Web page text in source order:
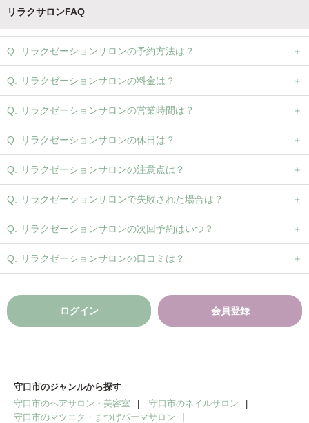
リラクサロンFAQ
リラクゼーションサロンの予約方法は？
リラクゼーションサロンの料金は？
リラクゼーションサロンの営業時間は？
リラクゼーションサロンの休日は？
リラクゼーションサロンの注意点は？
リラクゼーションサロンで失敗された場合は？
リラクゼーションサロンの次回予約はいつ？
リラクゼーションサロンの口コミは？
ログイン 会員登録
守口市のジャンルから探す
守口市のヘアサロン・美容室
守口市のネイルサロン
守口市のマツエク・まつげパーマサロン